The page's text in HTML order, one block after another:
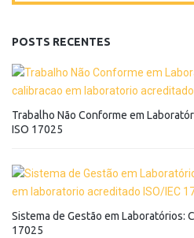
POSTS RECENTES
Trabalho Não Conforme em
ISO 17025
Sistema de Gestão em Laboratórios:
17025